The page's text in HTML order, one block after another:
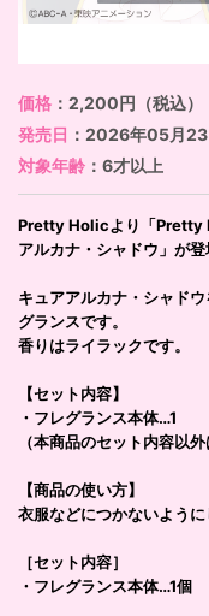
価格 ：2,200円（税込）
発売日 ：2026年05月23
対象年齢 ：6才以上
Pretty Holicより「Pretty
アルカナ・シャドウ」が登
キュアアルカナ・シャド
グランスです。
香りはライラックです。
【セット内容】
・フレグランス本体…1
（本商品のセット内容以
【商品の使い方】
衣服などにつかないよう
［セット内容］
・フレグランス本体…1個